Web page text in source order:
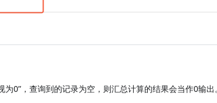
为0”，查询到的记录为空，则汇总计算的结果会当作0输出